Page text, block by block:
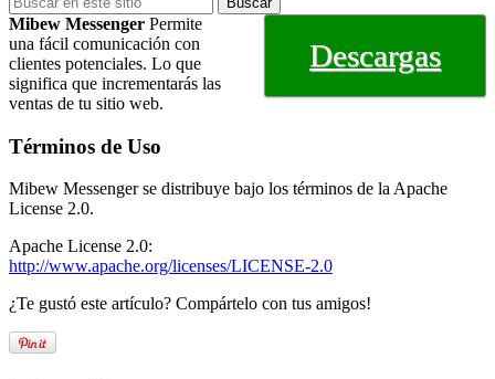
Descargas
Mibew Messenger Permite
una fácil comunicación con
clientes potenciales. Lo que
significa que incrementarás las
ventas de tu sitio web.
Términos de Uso
Mibew Messenger se distribuye bajo los términos de la Apache
License 2.0.
Apache License 2.0:
http://www.apache.org/licenses/LICENSE-2.0
¿Te gustó este artículo? Compártelo con tus amigos!